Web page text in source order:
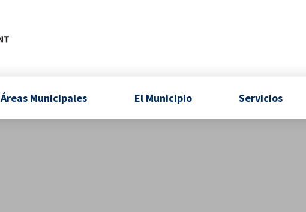
Áreas Municipales El Municipio Servicios